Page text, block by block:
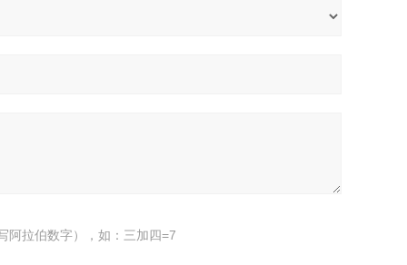
阿拉伯数字），如：三加四=7